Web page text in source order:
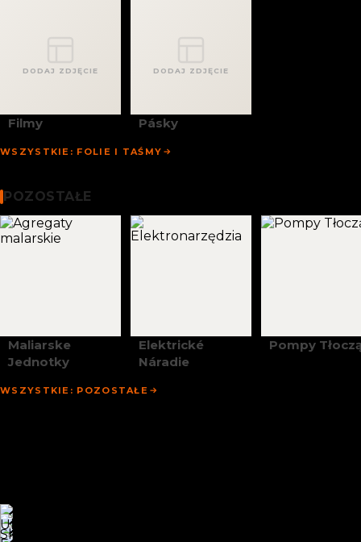
DODAJ ZDJĘCIE
Filmy
DODAJ ZDJĘCIE
Pásky
WSZYSTKIE: FOLIE I TAŚMY
POZOSTAŁE
Maliarske
Jednotky
Elektrické
Náradie
Pompy
WSZYSTKIE: POZOSTAŁE